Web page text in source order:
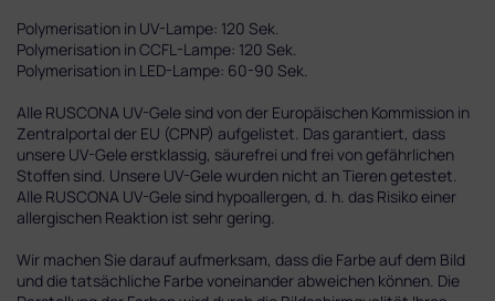
Polymerisation in UV-Lampe: 120 Sek.
Polymerisation in CCFL-Lampe: 120 Sek.
Polymerisation in LED-Lampe: 60-90 Sek.
Alle RUSCONA UV-Gele sind von der Europäischen Kommission in
Zentralportal der EU (CPNP) aufgelistet. Das garantiert, dass
unsere UV-Gele erstklassig, säurefrei und frei von gefährlichen
Stoffen sind. Unsere UV-Gele wurden nicht an Tieren getestet.
Alle RUSCONA UV-Gele sind hypoallergen, d. h. das Risiko einer
allergischen Reaktion ist sehr gering.
Wir machen Sie darauf aufmerksam, dass die Farbe auf dem Bild
und die tatsächliche Farbe voneinander abweichen können. Die